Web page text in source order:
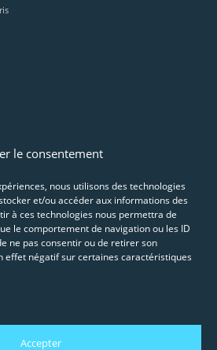
le consentement
nous utilisons des technologies
et/ou accéder aux informations des
à ces technologies nous permettra de
le comportement de navigation ou les ID
ne pas consentir ou de retirer son
effet négatif sur certaines caractéristiques
Accepter
UTILES